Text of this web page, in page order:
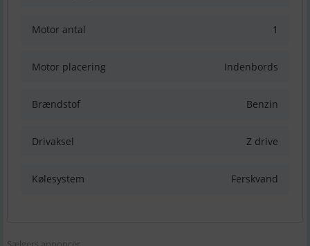
Motor antal 1
Motor placering Indenbords
Brændstof Benzin
Drivaksel Z drive
Kølesystem Ferskvand